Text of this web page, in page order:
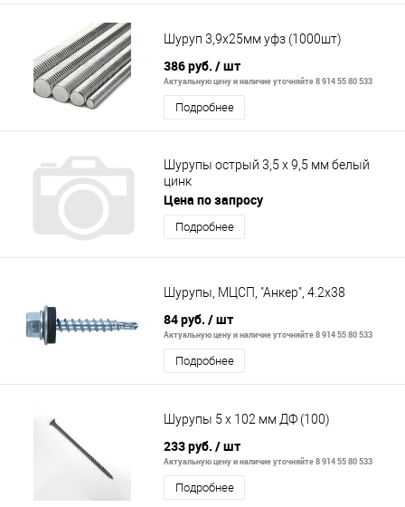
Шуруп 3,9х25мм уфз (1000шт)
386 руб. / шт
Актуальную цену и наличие уточняйте 8 914 55 80 533
Подробнее
Шурупы острый 3,5 х 9,5 мм белый
цинк
Цена по запросу
Подробнее
Шурупы, МЦСП, "Анкер", 4.2x38
84 руб. / шт
Актуальную цену и наличие уточняйте 8 914 55 80 533
Подробнее
Шурупы 5 х 102 мм ДФ (100)
233 руб. / шт
Актуальную цену и наличие уточняйте 8 914 55 80 533
Подробнее